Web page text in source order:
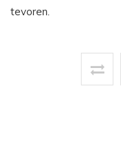
tevoren.